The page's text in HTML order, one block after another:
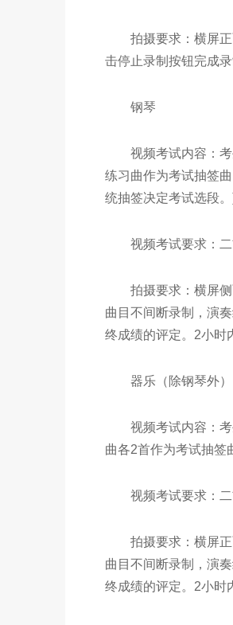
拍摄要求：横屏正
击停止录制按钮完成
钢琴
视频考试内容：考
练习曲作为考试抽签
统抽签决定考试选段
视频考试要求：二
拍摄要求：横屏侧
曲目不间断录制，演
终成绩的评定。2小时
器乐（除钢琴外）
视频考试内容：考
曲各2首作为考试抽签
视频考试要求：二
拍摄要求：横屏正
曲目不间断录制，演
终成绩的评定。2小时